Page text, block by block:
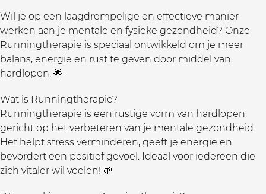
Wil je op een laagdrempelige en effectieve manier
werken aan je mentale en fysieke gezondheid? Onze
Runningtherapie is speciaal ontwikkeld om je meer
balans, energie en rust te geven door middel van
hardlopen. 🌟
Wat is Runningtherapie?
Runningtherapie is een rustige vorm van hardlopen,
gericht op het verbeteren van je mentale gezondheid.
Het helpt stress verminderen, geeft je energie en
bevordert een positief gevoel. Ideaal voor iedereen die
zich vitaler wil voelen! 🌱